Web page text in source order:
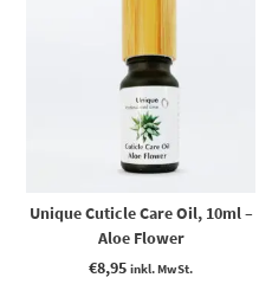
Unique Cuticle Care Oil, 10ml –
Aloe Flower
€8,95 inkl. MwSt.